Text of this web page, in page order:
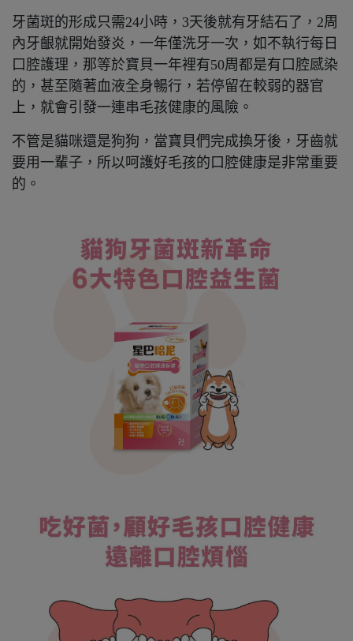
牙菌斑的形成只需24小時，3天後就有牙結石了，2周
內牙齦就開始發炎，一年僅洗牙一次，如不執行每日
口腔護理，那等於寶貝一年裡有50周都是有口腔感染
的，甚至隨著血液全身暢行，若停留在較弱的器官
上，就會引發一連串毛孩健康的風險。
不管是貓咪還是狗狗，當寶貝們完成換牙後，牙齒就
要用一輩子，所以呵護好毛孩的口腔健康是非常重要
的。